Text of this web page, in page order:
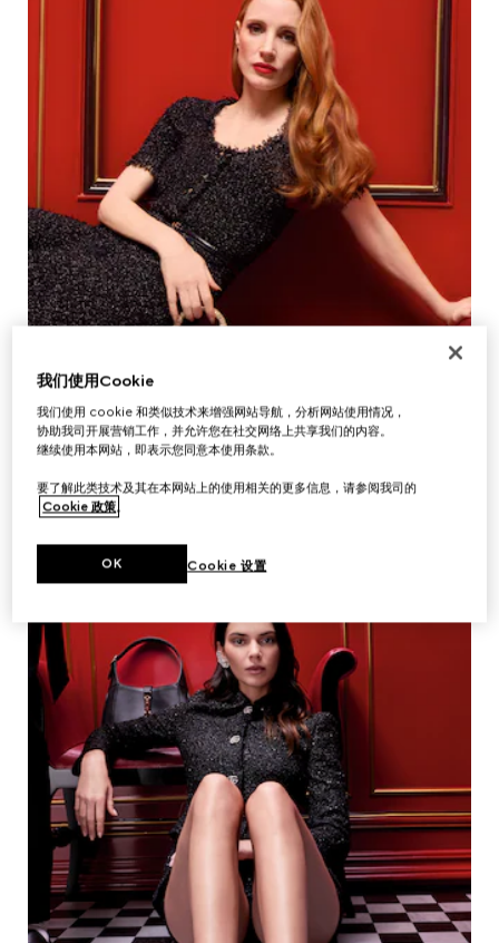
我们使用Cookie
我们使用 cookie 和类似技术来增强网站导航，分析网站使用情况，
协助我司开展营销工作，并允许您在社交网络上共享我们的内容。
继续使用本网站，即表示您同意本使用条款。
要了解此类技术及其在本网站上的使用相关的更多信息，请参阅我司的
Cookie 政策。
Cookie 设置
OK